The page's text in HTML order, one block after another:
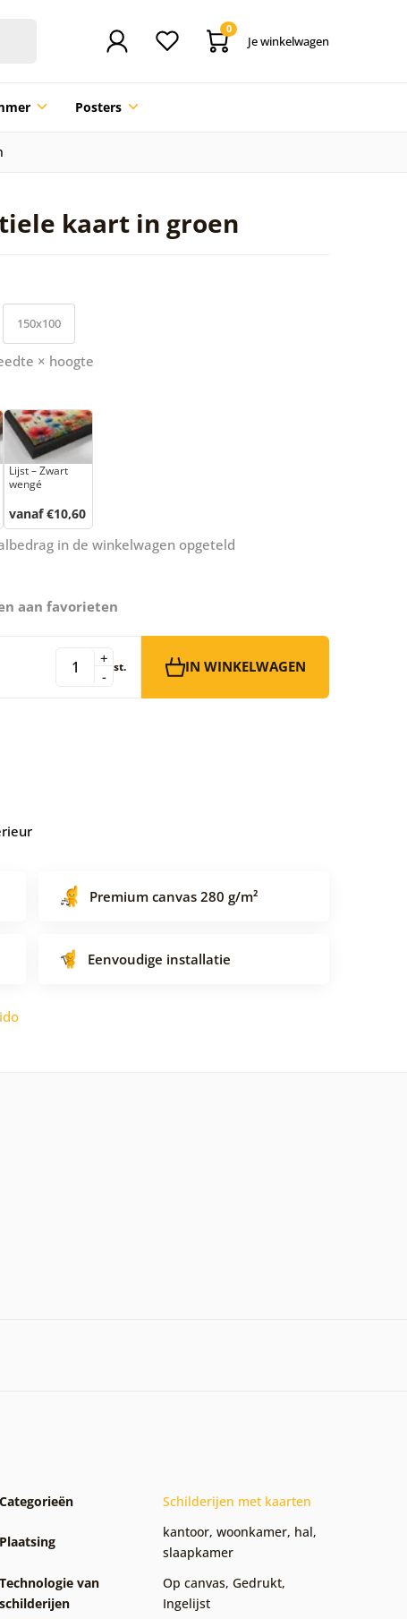
0
Je winkelwagen
Posters
kaart in groen
150x100
× hoogte
Lijst – Zwart
wengé
vanaf €10,60
in de winkelwagen opgeteld
aan favorieten
-
+ st. IN WINKELWAGEN
Premium canvas 280 g/m²
Eenvoudige installatie
Categorieën Schilderijen met kaarten
Plaatsing
kantoor, woonkamer, hal,
slaapkamer
Technologie van
schilderijen
Op canvas, Gedrukt,
Ingelijst